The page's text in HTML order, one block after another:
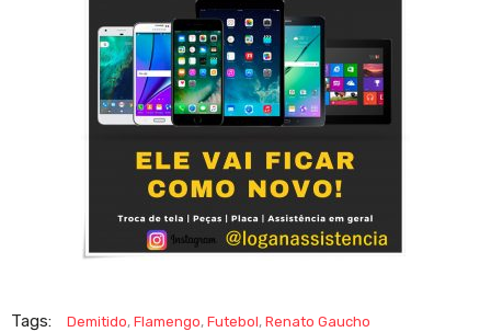
Tags: Demitido, Flamengo, Futebol, Renato Gaucho